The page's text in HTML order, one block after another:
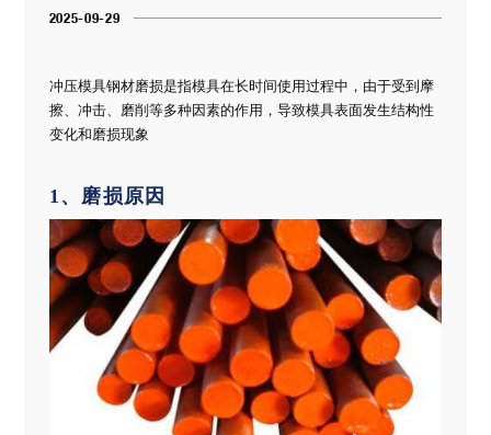
2025-09-29
冲压模具钢材磨损是指模具在长时间使用过程中，由于受到摩
擦、冲击、磨削等多种因素的作用，导致模具表面发生结构性
变化和磨损现象
1、磨损原因